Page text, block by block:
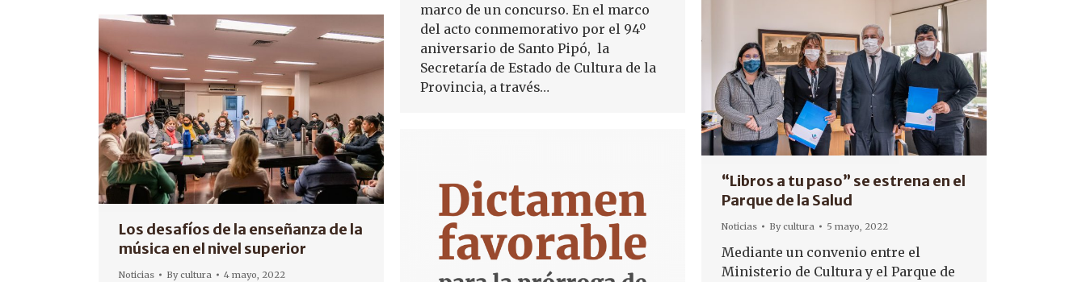
marco de un concurso. En el marco
del acto conmemorativo por el 94º
aniversario de Santo Pipó, la
Secretaría de Estado de Cultura de la
Provincia, a través…
“Libros a tu paso” se estrena en el
Parque de la Salud
Noticias Bycultura 5 mayo, 2022
Mediante un convenio entre el
Ministerio de Cultura y el Parque de
Los desafíos de la enseñanza de la
música en el nivel superior
Noticias Bycultura 4 mayo, 2022